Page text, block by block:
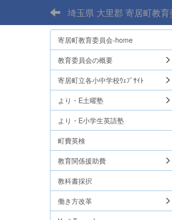
埼玉県 大里郡 寄居町教
寄居町教育委員会-home
教育委員会の概要
寄居町立各小中学校ｳｪﾌﾞｻｲﾄ
より・E土曜塾
より・E小学生英語塾
町費英検
教育関係援助費
教科書採択
働き方改革